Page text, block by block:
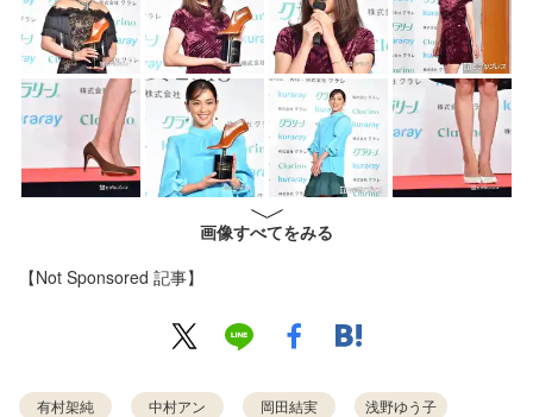
画像すべてをみる
【Not Sponsored 記事】
有村架純 中村アン 岡田結実 浅野ゆう子